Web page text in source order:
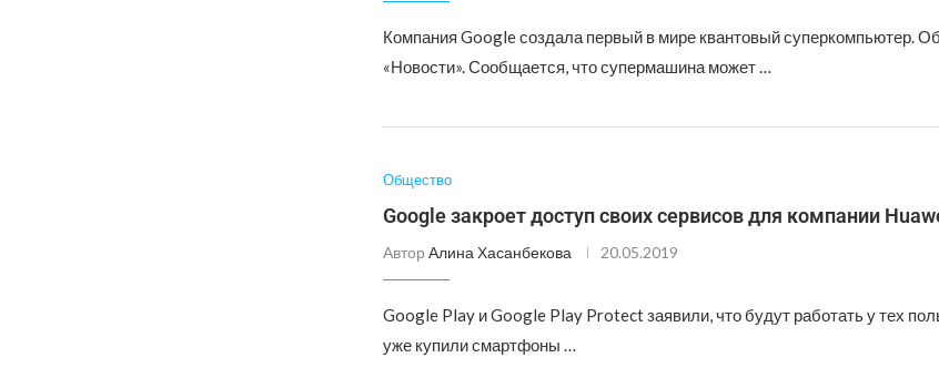
Компания Google создала первый в мире квантовый суперкомпьютер.
«Новости». Сообщается, что супермашина может …
Общество
Google закроет доступ своих сервисов для компании
Автор Алина Хасанбекова 20.05.2019
Google Play и Google Play Protect заявили, что будут работать у тех
уже купили смартфоны …